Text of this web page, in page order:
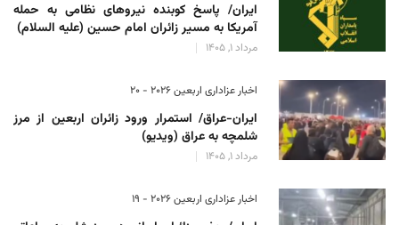
ایران/ پاسخ کوبنده نیروهای نظامی به حمله
آمریکا به مسیر زائران امام حسین (علیه السلام)
مرداد 1, 1405
اخبار عزاداری اربعین ۲۰۲۶ - 20
ایران-عراق/ استمرار ورود زائران اربعین از مرز
شلمچه به عراق (ویدیو)
مرداد 1, 1405
اخبار عزاداری اربعین ۲۰۲۶ - 19